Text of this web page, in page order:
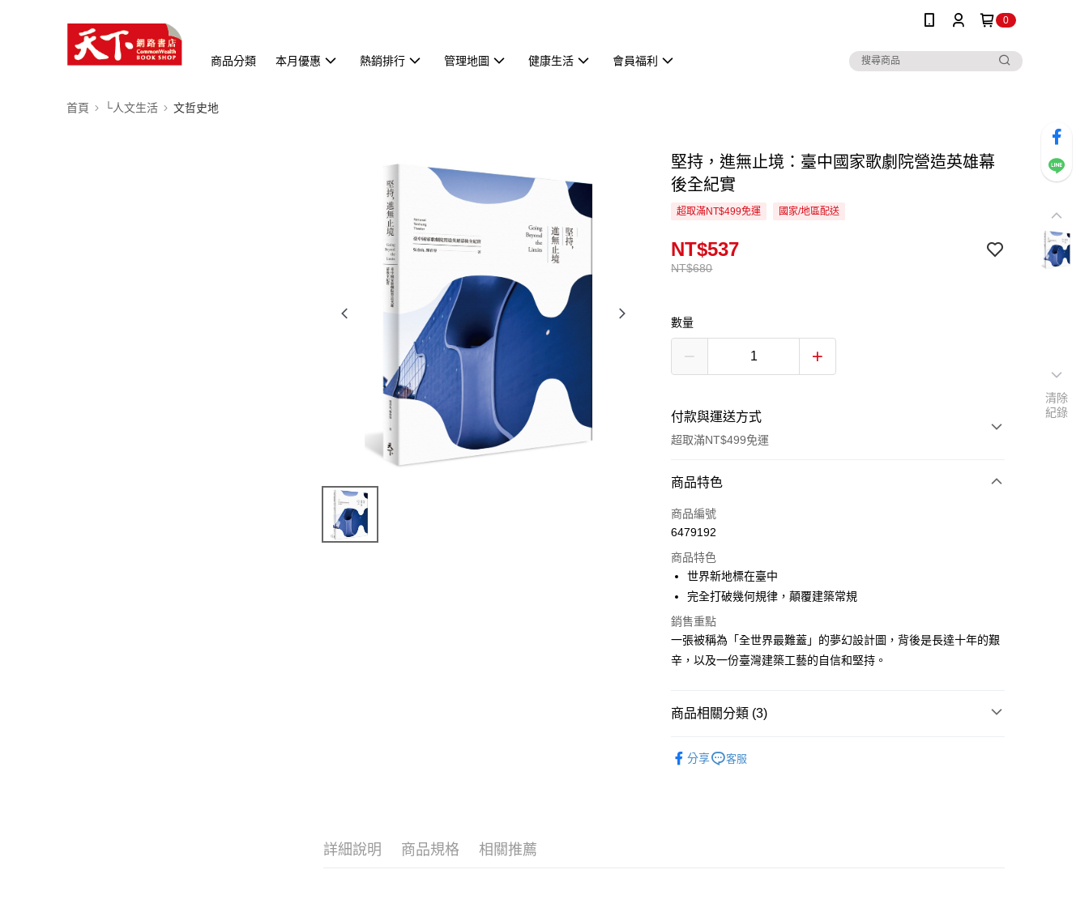
0
商品分類 本月優惠 熱銷排行 管理地圖 健康生活 會員福利
首頁 └人文生活 文哲史地
堅持，進無止境：臺中國家歌劇院營造英雄幕
後全紀實
超取滿NT$499免運 國家/地區配送
NT$680
NT$537
數量
付款與運送方式
超取滿NT$499免運
付款方式
信用卡一次付款
LINE Pay
Apple Pay
街口支付
悠遊付
商品特色
商品編號
6479192
商品特色
世界新地標在臺中
完全打破幾何規律，顛覆建築常規
銷售重點
一張被稱為「全世界最難蓋」的夢幻設計圖，背後是長達十年的艱
辛，以及一份臺灣建築工藝的自信和堅持。
商品相關分類 (3)
分享 客服
詳細說明 商品規格 相關推薦
清除
紀錄